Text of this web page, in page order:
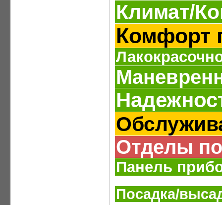
Климат/
Комфорт
Отделы
Панель
Посадка/